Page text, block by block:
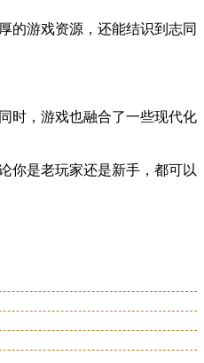
的游戏资源，还能结识到志同
时，游戏也融合了一些现代化
你是老玩家还是新手，都可以